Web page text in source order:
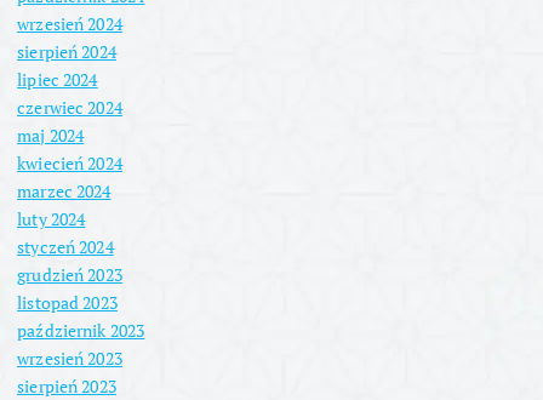
wrzesień 2024
sierpień 2024
lipiec 2024
czerwiec 2024
maj 2024
kwiecień 2024
marzec 2024
luty 2024
styczeń 2024
grudzień 2023
listopad 2023
październik 2023
wrzesień 2023
sierpień 2023